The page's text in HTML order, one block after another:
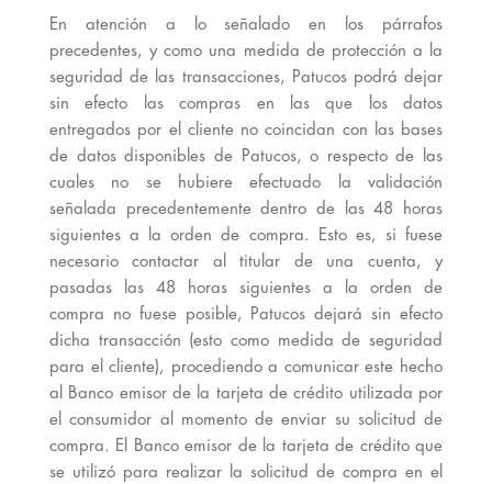
En atención a lo señalado en los párrafos
precedentes, y como una medida de protección a la
seguridad de las transacciones, Patucos podrá dejar
sin efecto las compras en las que los datos
entregados por el cliente no coincidan con las bases
de datos disponibles de Patucos, o respecto de las
cuales no se hubiere efectuado la validación
señalada precedentemente dentro de las 48 horas
siguientes a la orden de compra. Esto es, si fuese
necesario contactar al titular de una cuenta, y
pasadas las 48 horas siguientes a la orden de
compra no fuese posible, Patucos dejará sin efecto
dicha transacción (esto como medida de seguridad
para el cliente), procediendo a comunicar este hecho
al Banco emisor de la tarjeta de crédito utilizada por
el consumidor al momento de enviar su solicitud de
compra. El Banco emisor de la tarjeta de crédito que
se utilizó para realizar la solicitud de compra en el